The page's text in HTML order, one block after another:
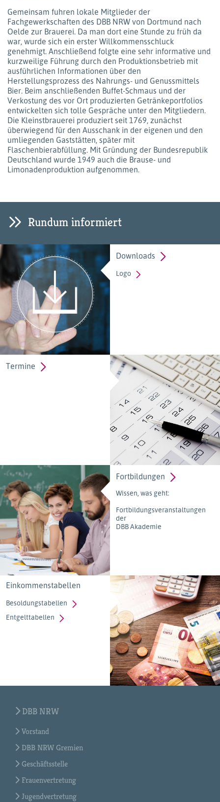
Gemeinsam fuhren lokale Mitglieder der
Fachgewerkschaften des DBB NRW von Dortmund nach
Oelde zur Brauerei. Da man dort eine Stunde zu früh da
war, wurde sich ein erster Willkommensschluck
genehmigt. Anschließend folgte eine sehr informative und
kurzweilige Führung durch den Produktionsbetrieb mit
ausführlichen Informationen über den
Herstellungsprozess des Nahrungs- und Genussmittels
Bier. Beim anschließenden Buffet-Schmaus und der
Verkostung des vor Ort produzierten Getränkeportfolios
entwickelten sich tolle Gespräche unter den Mitgliedern.
Die Kleinstbrauerei produziert seit 1769, zunächst
überwiegend für den Ausschank in der eigenen und den
umliegenden Gaststätten, später mit
Flaschenbierabfüllung. Mit Gründung der Bundesrepublik
Deutschland wurde 1949 auch die Brause- und
Limonadenproduktion aufgenommen.
Rundum informiert
Downloads
Logo
Termine
Fortbildungen
Wissen, was geht:
Fortbildungsveranstaltungen
der
DBB Akademie
Einkommenstabellen
Besoldungstabellen
Entgelttabellen
DBB NRW
Vorstand
DBB NRW Gremien
Geschäftsstelle
Frauenvertretung
Jugendvertretung